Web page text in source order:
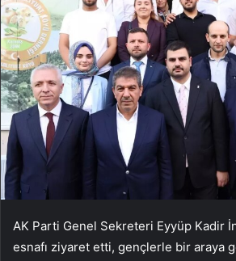
AK Parti Genel Sekreteri Eyyüp Kadir
esnafı ziyaret etti, gençlerle bir araya